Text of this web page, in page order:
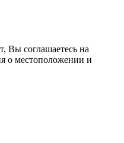
Вы соглашаетесь на
о местоположении и